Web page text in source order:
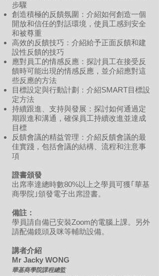
步驟
創造積極的反饋氛圍：介紹如何創造一個
開放和信任的對話環境，使員工感到安全
和被尊重
高效的反饋技巧：介紹給予正面反饋和建
設性反饋的技巧
應對員工的情感反應：探討員工在接受反
饋時可能出現的情感反應，並介紹應對這
些反應的方法
目標設定與行動計劃：介紹SMART目標設
定方法
持續跟進、支持與發展：探討如何通過定
期跟進和溝通，確保員工持續改進並達成
目標
反饋會議的精益管理：介紹反饋會議的最
佳實踐，包括會議的結構、流程和注意事
項
證書頒發
出席率達總時數80%以上之學員可獲｢華基
商學院｣頒發電子出席證書。
備註：
學員請自備已安裝Zoom的電腦上課。另外
請配備鏡頭及咪等輔助設備。
講者介紹
Mr Jacky WONG
華基商學院課程總監